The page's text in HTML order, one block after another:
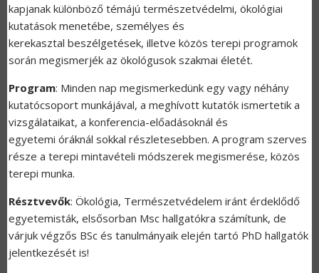
kapjanak különböző témájú természetvédelmi, ökológiai
kutatások menetébe, személyes és
kerekasztal beszélgetések, illetve közös terepi programok
során megismerjék az ökológusok szakmai életét.
Program: Minden nap megismerkedünk egy vagy néhány
kutatócsoport munkájával, a meghívott kutatók ismertetik a
vizsgálataikat, a konferencia-előadásoknál és
egyetemi óráknál sokkal részletesebben. A program szerves
része a terepi mintavételi módszerek megismerése, közös
terepi munka.
Résztvevők: Ökológia, Természetvédelem iránt érdeklődő
egyetemisták, elsősorban Msc hallgatókra számítunk, de
várjuk végzős BSc és tanulmányaik elején tartó PhD hallgatók
jelentkezését is!